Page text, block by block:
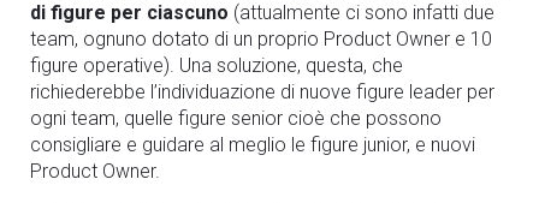
di figure per ciascuno (attualmente ci sono infatti due
team, ognuno dotato di un proprio Product Owner e 10
figure operative). Una soluzione, questa, che
richiederebbe l’individuazione di nuove figure leader per
ogni team, quelle figure senior cioè che possono
consigliare e guidare al meglio le figure junior, e nuovi
Product Owner.